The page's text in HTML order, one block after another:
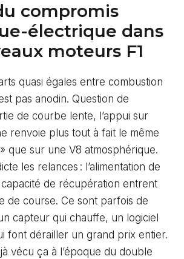
compromis
électrique dans
moteurs F1
quasi égales entre combustion
pas anodin. Question de
de courbe lente, l’appui sur
renvoie plus tout à fait le même
que sur une V8 atmosphérique.
les relances : l’alimentation de
capacité de récupération entrent
de course. Ce sont parfois de
capteur qui chauffe, un logiciel
font dérailler un grand prix entier.
vécu ça à l’époque du double